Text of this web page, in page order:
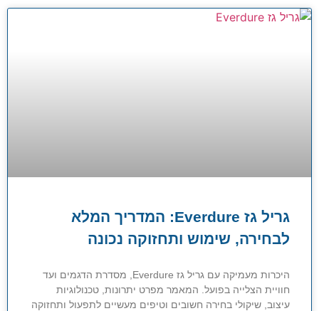
גריל גז Everdure: המדריך המלא
לבחירה, שימוש ותחזוקה נכונה
היכרות מעמיקה עם גריל גז Everdure, מסדרת הדגמים ועד
חוויית הצלייה בפועל. המאמר מפרט יתרונות, טכנולוגיות
עיצוב, שיקולי בחירה חשובים וטיפים מעשיים לתפעול ותחזוקה